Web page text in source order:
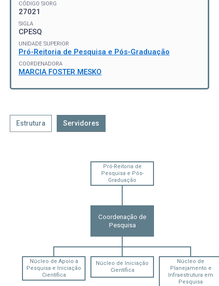
CÓDIGO SIORG
27021
SIGLA
CPESQ
UNIDADE SUPERIOR
Pró-Reitoria de Pesquisa e Pós-Graduação
COORDENADORA
MARCIA FOSTER MESKO
Estrutura Servidores
Pró-Reitoria de
Pesquisa e Pós-
Graduação
Coordenação de
Pesquisa
Núcleo de Apoio à
Pesquisa e Iniciação
Científica
Núcleo de Iniciação
Científica
Núcleo de
Planejamento e
Infraestrutura em
Pesquisa